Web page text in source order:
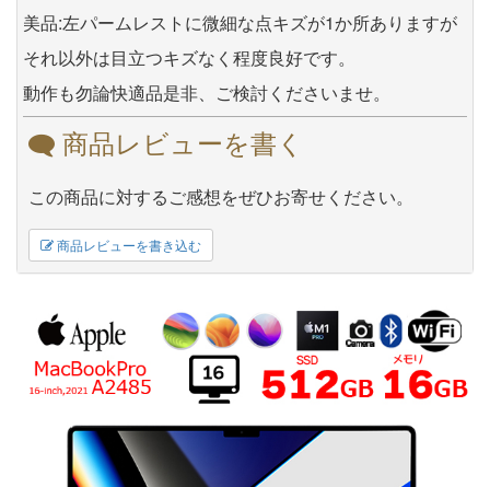
美品:左パームレストに微細な点キズが1か所ありますが
それ以外は目立つキズなく程度良好です。
動作も勿論快適品是非、ご検討くださいませ。
商品レビューを書く
この商品に対するご感想をぜひお寄せください。
商品レビューを書き込む